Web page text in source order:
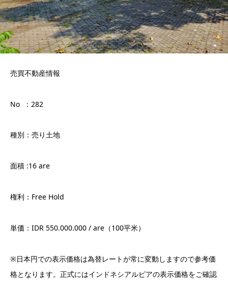
売買不動産情報
No ：282
種別：売り土地
面積 :16 are
権利：Free Hold
単価：IDR 550.000.000 / are（100平米）
※日本円での表示価格は為替レートが常に変動しますので参考価
格となります。正式にはインドネシアルピアの表示価格をご確認